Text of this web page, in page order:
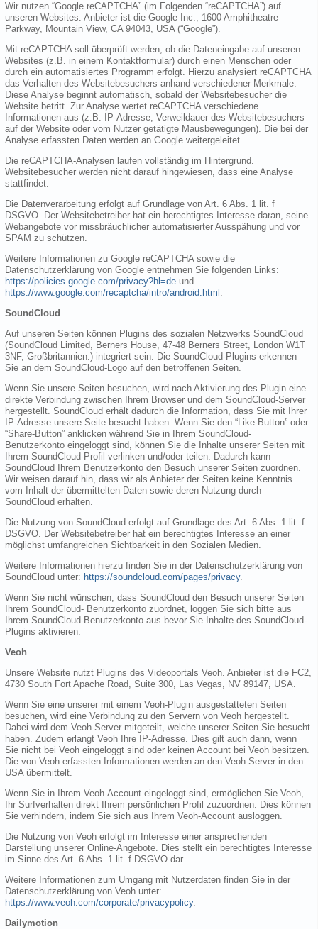
Wir nutzen “Google reCAPTCHA” (im Folgenden “reCAPTCHA”) auf
unseren Websites. Anbieter ist die Google Inc., 1600 Amphitheatre
Parkway, Mountain View, CA 94043, USA (“Google”).
Mit reCAPTCHA soll überprüft werden, ob die Dateneingabe auf unseren
Websites (z.B. in einem Kontaktformular) durch einen Menschen oder
durch ein automatisiertes Programm erfolgt. Hierzu analysiert reCAPTCHA
das Verhalten des Websitebesuchers anhand verschiedener Merkmale.
Diese Analyse beginnt automatisch, sobald der Websitebesucher die
Website betritt. Zur Analyse wertet reCAPTCHA verschiedene
Informationen aus (z.B. IP-Adresse, Verweildauer des Websitebesuchers
auf der Website oder vom Nutzer getätigte Mausbewegungen). Die bei der
Analyse erfassten Daten werden an Google weitergeleitet.
Die reCAPTCHA-Analysen laufen vollständig im Hintergrund.
Websitebesucher werden nicht darauf hingewiesen, dass eine Analyse
stattfindet.
Die Datenverarbeitung erfolgt auf Grundlage von Art. 6 Abs. 1 lit. f
DSGVO. Der Websitebetreiber hat ein berechtigtes Interesse daran, seine
Webangebote vor missbräuchlicher automatisierter Ausspähung und vor
SPAM zu schützen.
Weitere Informationen zu Google reCAPTCHA sowie die
Datenschutzerklärung von Google entnehmen Sie folgenden Links:
https://policies.google.com/privacy?hl=de und
https://www.google.com/recaptcha/intro/android.html
SoundCloud
Auf unseren Seiten können Plugins des sozialen Netzwerks SoundCloud
(SoundCloud Limited, Berners House, 47-48 Berners Street, London W1T
3NF, Großbritannien.) integriert sein. Die SoundCloud-Plugins erkennen
Sie an dem SoundCloud-Logo auf den betroffenen Seiten.
Wenn Sie unsere Seiten besuchen, wird nach Aktivierung des Plugin eine
direkte Verbindung zwischen Ihrem Browser und dem SoundCloud-Server
hergestellt. SoundCloud erhält dadurch die Information, dass Sie mit Ihrer
IP-Adresse unsere Seite besucht haben. Wenn Sie den “Like-Button” oder
“Share-Button” anklicken während Sie in Ihrem SoundCloud-
Benutzerkonto eingeloggt sind, können Sie die Inhalte unserer Seiten mit
Ihrem SoundCloud-Profil verlinken und/oder teilen. Dadurch kann
SoundCloud Ihrem Benutzerkonto den Besuch unserer Seiten zuordnen.
Wir weisen darauf hin, dass wir als Anbieter der Seiten keine Kenntnis
vom Inhalt der übermittelten Daten sowie deren Nutzung durch
SoundCloud erhalten.
Die Nutzung von SoundCloud erfolgt auf Grundlage des Art. 6 Abs. 1 lit. f
DSGVO. Der Websitebetreiber hat ein berechtigtes Interesse an einer
möglichst umfangreichen Sichtbarkeit in den Sozialen Medien.
Weitere Informationen hierzu finden Sie in der Datenschutzerklärung von
SoundCloud unter: https://soundcloud.com/pages/privacy.
Wenn Sie nicht wünschen, dass SoundCloud den Besuch unserer Seiten
Ihrem SoundCloud- Benutzerkonto zuordnet, loggen Sie sich bitte aus
Ihrem SoundCloud-Benutzerkonto aus bevor Sie Inhalte des SoundCloud-
Plugins aktivieren.
Veoh
Unsere Website nutzt Plugins des Videoportals Veoh. Anbieter ist die FC2,
4730 South Fort Apache Road, Suite 300, Las Vegas, NV 89147, USA.
Wenn Sie eine unserer mit einem Veoh-Plugin ausgestatteten Seiten
besuchen, wird eine Verbindung zu den Servern von Veoh hergestellt.
Dabei wird dem Veoh-Server mitgeteilt, welche unserer Seiten Sie besucht
haben. Zudem erlangt Veoh Ihre IP-Adresse. Dies gilt auch dann, wenn
Sie nicht bei Veoh eingeloggt sind oder keinen Account bei Veoh besitzen.
Die von Veoh erfassten Informationen werden an den Veoh-Server in den
USA übermittelt.
Wenn Sie in Ihrem Veoh-Account eingeloggt sind, ermöglichen Sie Veoh,
Ihr Surfverhalten direkt Ihrem persönlichen Profil zuzuordnen. Dies können
Sie verhindern, indem Sie sich aus Ihrem Veoh-Account ausloggen.
Die Nutzung von Veoh erfolgt im Interesse einer ansprechenden
Darstellung unserer Online-Angebote. Dies stellt ein berechtigtes Interesse
im Sinne des Art. 6 Abs. 1 lit. f DSGVO dar.
Weitere Informationen zum Umgang mit Nutzerdaten finden Sie in der
Datenschutzerklärung von Veoh unter:
https://www.veoh.com/corporate/privacypolicy.
Dailymotion